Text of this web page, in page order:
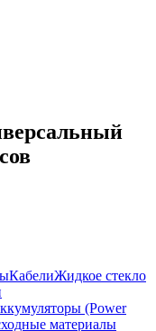
КабелиЖидкое стекло
(Power
материалы